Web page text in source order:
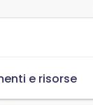
e risorse